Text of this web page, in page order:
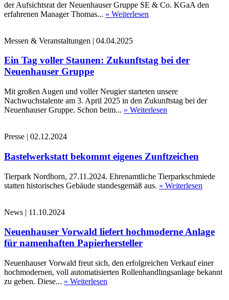
der Aufsichtsrat der Neuenhauser Gruppe SE & Co. KGaA den
erfahrenen Manager Thomas... » Weiterlesen
Messen & Veranstaltungen | 04.04.2025
Ein Tag voller Staunen: Zukunftstag bei der
Neuenhauser Gruppe
Mit großen Augen und voller Neugier starteten unsere
Nachwuchstalente am 3. April 2025 in den Zukunftstag bei der
Neuenhauser Gruppe. Schon beim... » Weiterlesen
Presse | 02.12.2024
Bastelwerkstatt bekommt eigenes Zunftzeichen
Tierpark Nordhorn, 27.11.2024. Ehrenamtliche Tierparkschmiede
statten historisches Gebäude standesgemäß aus. » Weiterlesen
News | 11.10.2024
Neuenhauser Vorwald liefert hochmoderne Anlage
für namenhaften Papierhersteller
Neuenhauser Vorwald freut sich, den erfolgreichen Verkauf einer
hochmodernen, voll automatisierten Rollenhandlingsanlage bekannt
zu geben. Diese... » Weiterlesen